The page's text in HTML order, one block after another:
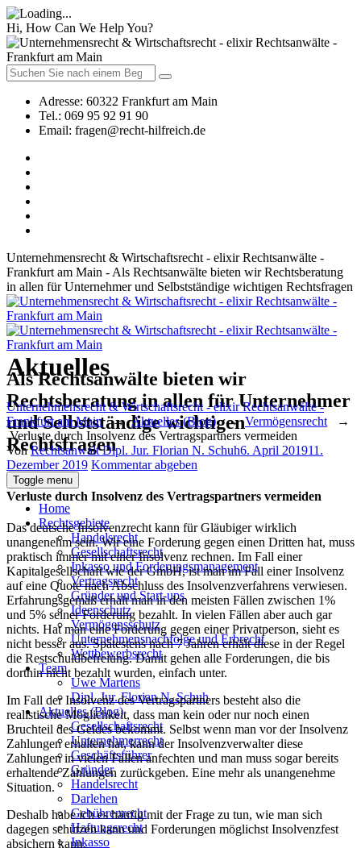
Hi, How Can We Help You?
Adresse: 60322 Frankfurt am Main
Tel.: 069 95 92 91 90
Email: fragen@recht-hilfreich.de
Unternehmensrecht & Wirtschaftsrecht - elixir Rechtsanwälte -
Frankfurt am Main - Als Rechtsanwälte bieten wir Rechtsberatung
in allen für Unternehmer und Selbstständige wichtigen Rechtsfragen
Als Rechtsanwälte bieten wir
Rechtsberatung in allen für Unternehmer
und Selbstständige wichtigen
Rechtsfragen
Toggle menu
Home
Rechtsgebiete
Handelsrecht
Gesellschaftsrecht
Inkasso und Forderungsmanagement
Vertragsrecht
Gründer und Start-ups
Ideenschutz
Vermögensschutz
Unternehmensnachfolge und Erbrecht
Wettbewerbsrecht
Team
Uwe Martens
Dipl. Jur. Florian N. Schuh
Aktuelles (Blog)
Gesellschaftsrecht
Unternehmerrecht
Geschäftsführer
Gründer
Handelsrecht
Darlehen
Gebührenrecht
Haftungsrecht
Inkasso
Aktuelles
Unternehmensrecht & Wirtschaftsrecht - elixir Rechtsanwälte -
Frankfurt am Main →Aktuelles (Blog)→Vermögensrecht →
Verluste durch Insolvenz des Vertragspartners vermeiden
Author
VonRechtsanwalt Dipl. Jur. Florian N. SchuhPosted
6. April 201911.
Dezember 2019 Kommentar abgeben
Verluste durch Insolvenz des Vertragspartners vermeiden
Das deutsche Insolvenzrecht kann für Gläubiger wirklich
unangenehm sein. Wir eine Forderung gegen einen Dritten hat, muss
praktisch immer mit einer Insolvenz rechnen. Im Fall einer
Kapitalgesellschaft wie der GmbH, ist man im Fall einer Insolvenz
auf eine Quote nach Abschluss des Insolvenzverfahrens verwiesen.
Erfahrungsgemäß erhält man in den meisten Fällen zwischen 1%
und 5% seiner Forderung bezahlt. In vielen Fällen aber auch gar
nichts. Hat man eine Forderung gegen einer Privatperson, sieht es
nicht besser aus. Spätestens nach 7 Jahren erhält diese in der Regel
die Restschuldbefreiung. Damit gehen alle Forderungen, die bis
dorthin nicht bezahlt wurden, einfach unter.
Im Fall der Insolvenz des Vertragspartners besteht also die
realistische Möglichkeit, dass man kein oder nur noch einen
Bruchteil des Geldes bekommt. Selbst wenn man vor der Insolvenz
Zahlungen erhalten hat, kann der Insolvenzverwalter diese
Zahlungen in vielen Fällen anfechten und man muss sogar bereits
erhaltende Zahlungen zurückgeben. Eine mehr als unangenehme
Situation.
Deshalb habe ich es häufig mit der Frage zu tun, wie man sich
dagegen schützen kann und Forderungen möglichst Insolvenzfest
absichern kann.